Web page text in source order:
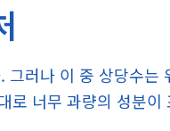
러나 이 중 상당수는
로 너무 과량의 성분이